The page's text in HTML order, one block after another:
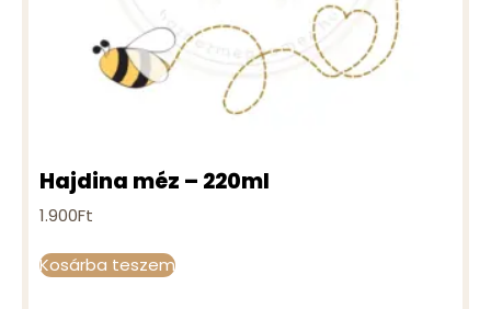
Hajdina méz – 220ml
1.900Ft
Kosárba teszem